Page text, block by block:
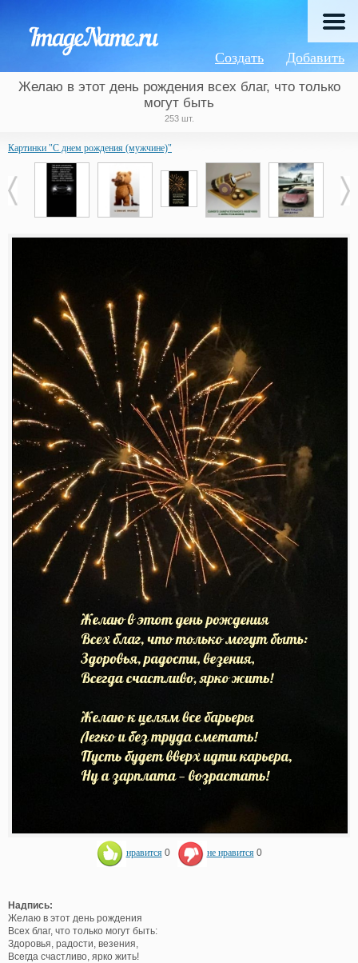
Добавить
Создать
Желаю в этот день рождения всех благ, что только
могут быть
253 шт.
Картинки "С днем рождения (мужчине)"
нравится 0 не нравится 0
Надпись:
Желаю в этот день рождения
Всех благ, что только могут быть:
Здоровья, радости, везения,
Всегда счастливо, ярко жить!